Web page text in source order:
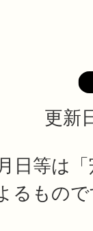
更新
日等は
るもの